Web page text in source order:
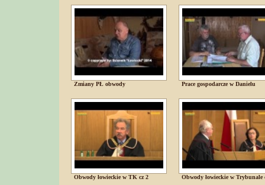
Zmiany PŁ obwody Prace gospodarcze w Danielu
Obwody łowieckie w TK cz 2 Obwody łowieckie w Trybunale